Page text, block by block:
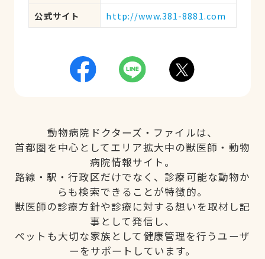
公式サイト
http://www.381-8881.com
動物病院ドクターズ・ファイルは、
首都圏を中心としてエリア拡大中の獣医師・動物
病院情報サイト。
路線・駅・行政区だけでなく、診療可能な動物か
らも検索できることが特徴的。
獣医師の診療方針や診療に対する想いを取材し記
事として発信し、
ペットも大切な家族として健康管理を行うユーザ
ーをサポートしています。